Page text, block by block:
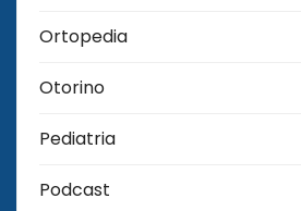
Ortopedia
Otorino
Pediatria
Podcast